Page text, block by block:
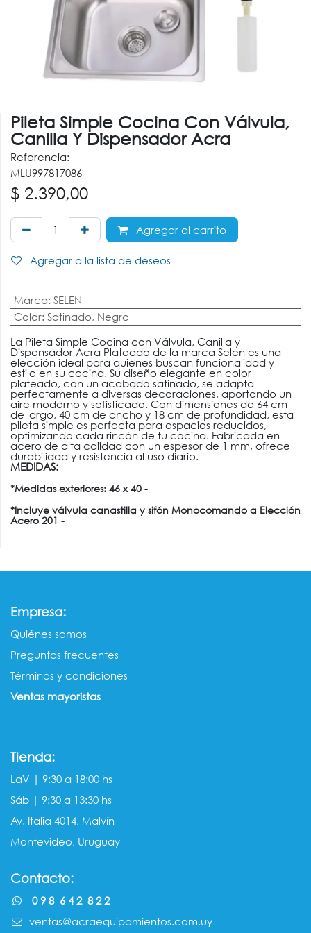
Pileta Simple Cocina Con Válvula,
Canilla Y Dispensador Acra
Referencia:
MLU997817086
$ 2.390,00
Agregar al carrito
Agregar a la lista de deseos
Marca: SELEN
Color: Satinado, Negro
La Pileta Simple Cocina con Válvula, Canilla y
Dispensador Acra Plateado de la marca Selen es una
elección ideal para quienes buscan funcionalidad y
estilo en su cocina. Su diseño elegante en color
plateado, con un acabado satinado, se adapta
perfectamente a diversas decoraciones, aportando un
aire moderno y sofisticado. Con dimensiones de 64 cm
de largo, 40 cm de ancho y 18 cm de profundidad, esta
pileta simple es perfecta para espacios reducidos,
optimizando cada rincón de tu cocina. Fabricada en
acero de alta calidad con un espesor de 1 mm, ofrece
durabilidad y resistencia al uso diario.
MEDIDAS:
*Medidas exteriores: 46 x 40 -
*Incluye válvula canastilla y sifón Monocomando a Elección
Acero 201 -
Empresa:
Quiénes somos​​
Preguntas frecuentes
Términos y condiciones
Ventas mayorista​s
Tienda:
LaV | 9:30 a 18:00 hs
Sáb | 9:30 a 13:30 hs
Av. Italia 4014, Malvín
Montevideo, Uruguay
Contacto:
0 9 8 6 4 2 8 2 2
ventas@acraequipamientos.com.uy